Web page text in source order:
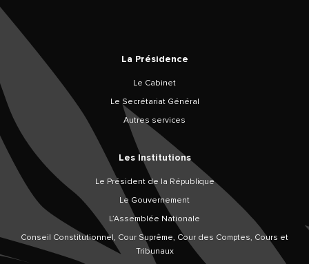
La Présidence
Le Cabinet
Le Secrétariat Général
Autres services
Les Institutions
Le Président de la République
Le Gouvernement
L’Assemblée Nationale
Conseil Constitutionnel, Cour Suprême, Cour des Comptes, Cours et
Tribunaux